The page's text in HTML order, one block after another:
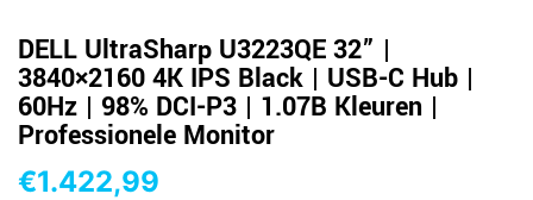
DELL UltraSharp U3223QE 32” |
3840×2160 4K IPS Black | USB-C Hub |
60Hz | 98% DCI-P3 | 1.07B Kleuren |
Professionele Monitor
€1.422,99